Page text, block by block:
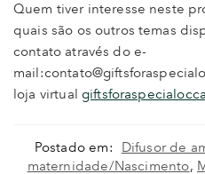
Quem tiver interesse neste
quais são os outros temas
contato através do e-
loja virtual
Postado em: Difusor de
maternidade/Nascimento,